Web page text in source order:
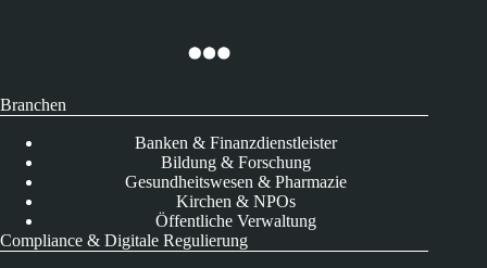
Branchen
Banken & Finanzdienstleister
Bildung & Forschung
Gesundheitswesen & Pharmazie
Kirchen & NPOs
Öffentliche Verwaltung
Compliance & Digitale Regulierung